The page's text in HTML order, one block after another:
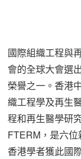
國際組織工程與
會的全球大會選
榮譽之一。香港
織工程學及再生
程和再生醫學研
FTERM，是六
香港學者獲此國